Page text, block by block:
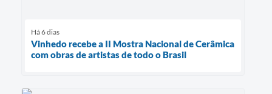
Há 6 dias
Vinhedo recebe a II Mostra Nacional de Cerâmica
com obras de artistas de todo o Brasil